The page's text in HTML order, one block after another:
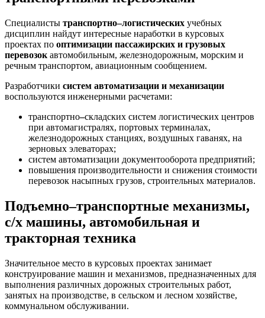
Специалисты транспортно–логистических учебных
дисциплин найдут интересные наработки в курсовых
проектах по оптимизации пассажирских и грузовых
перевозок автомобильным, железнодорожным, морским и
речным транспортом, авиационным сообщением.
Разработчики систем автоматизации и механизации
воспользуются инженерными расчетами:
транспортно–складских систем логистических центров
при автомагистралях, портовых терминалах,
железнодорожных станциях, воздушных гаванях, на
зерновых элеваторах;
систем автоматизации документооборота предприятий;
повышения производительности и снижения стоимости
перевозок насыпных грузов, строительных материалов.
Подъемно–транспортные механизмы,
с/х машины, автомобильная и
тракторная техника
Значительное место в курсовых проектах занимает
конструирование машин и механизмов, предназначенных для
выполнения различных дорожных строительных работ,
занятых на производстве, в сельском и лесном хозяйстве,
коммунальном обслуживании.